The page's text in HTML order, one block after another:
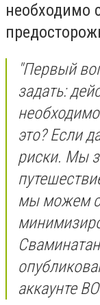
необходимо
"Первый
задать:
это? Если
риски. Мы
мы можем
аккаунте